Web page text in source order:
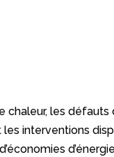
les défauts
interventions